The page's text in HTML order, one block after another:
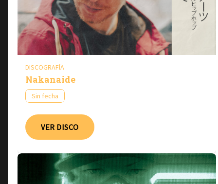
DISCOGRAFÍA
Nakanaide
Sin fecha
VER DISCO